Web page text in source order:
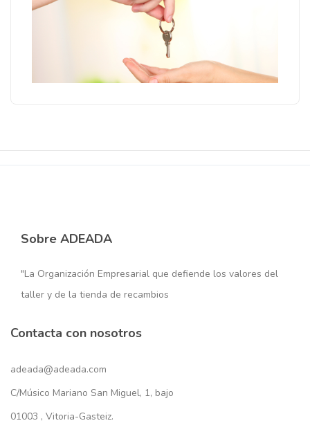
Sobre ADEADA
"La Organización Empresarial que defiende los valores del
taller y de la tienda de recambios
Contacta con nosotros
adeada@adeada.com
C/Músico Mariano San Miguel, 1, bajo
01003 , Vitoria-Gasteiz.